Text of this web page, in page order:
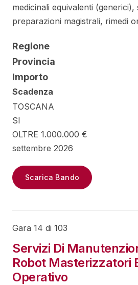
medicinali equivalenti
preparazioni magistrali, rimedi
Regione
Provincia
Importo
Scadenza
TOSCANA
SI
OLTRE 1.000.000 €
settembre 2026
Scarica Bando
Gara 14 di 103
Servizi Di
Robot Masterizzatori
Operativo